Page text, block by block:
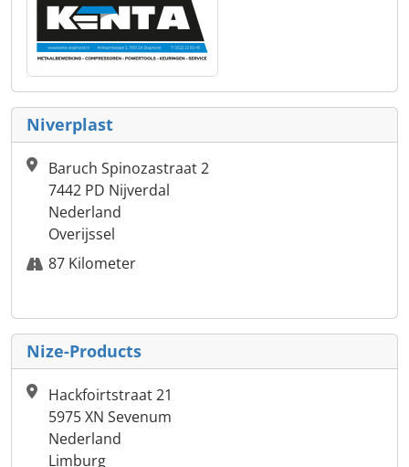
Niverplast
Baruch Spinozastraat 2
7442 PD Nijverdal
Nederland
Overijssel
87 Kilometer
Nize-Products
Hackfoirtstraat 21
5975 XN Sevenum
Nederland
Limburg